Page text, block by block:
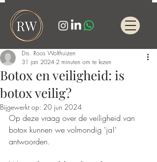
Botox en veiligheid: is
botox veilig?
Drs. Roos Wolthuizen
31 jan 2024 2 minuten om te lezen
Bijgewerkt op: 20 jun 2024
Op deze vraag over de veiligheid van
botox kunnen we volmondig 'ja!'
antwoorden.